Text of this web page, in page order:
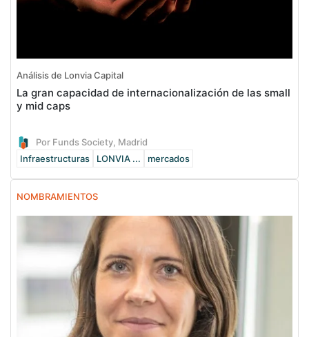
Análisis de Lonvia Capital
La gran capacidad de internacionalización de las small
y mid caps
Por Funds Society, Madrid
Infraestructuras
LONVIA ... mercados
NOMBRAMIENTOS